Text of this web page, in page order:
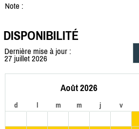
Note :
DISPONIBILITÉ
Dernière mise à jour :
27 juillet 2026
Août 2026
d l m m j v